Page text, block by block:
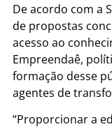
De acordo com a
de propostas
acesso ao
Empreendaê,
formação desse
agentes de
“Proporcionar a